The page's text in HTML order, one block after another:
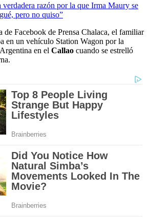
razón por la que Irma Maury se
pero no quiso”
de Facebook de Prensa Chalaca, el familiar
en un vehículo Station Wagon por la
en el Callao cuando se estrelló